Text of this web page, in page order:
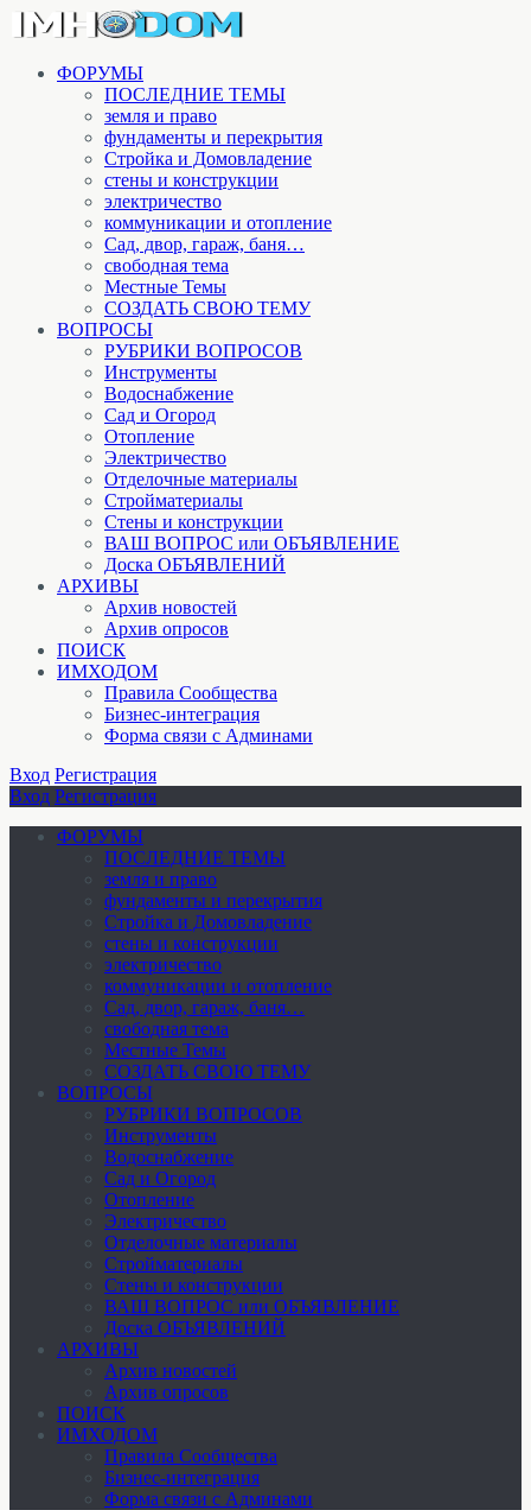
ФОРУМЫ
ПОСЛЕДНИЕ ТЕМЫ
земля и право
фундаменты и перекрытия
Стройка и Домовладение
стены и конструкции
электричество
коммуникации и отопление
Cад, двор, гараж, баня…
свободная тема
Местные Темы
СОЗДАТЬ СВОЮ ТЕМУ
ВОПРОСЫ
РУБРИКИ ВОПРОСОВ
Инструменты
Водоснабжение
Сад и Огород
Отопление
Электричество
Отделочные материалы
Стройматериалы
Стены и конструкции
ВАШ ВОПРОС или ОБЪЯВЛЕНИЕ
Доска ОБЪЯВЛЕНИЙ
АРХИВЫ
Архив новостей
Архив опросов
ПОИСК
ИМХОДОМ
Правила Сообщества
Бизнес-интеграция
Форма связи с Админами
Вход Регистрация
Вход Регистрация
ФОРУМЫ
ПОСЛЕДНИЕ ТЕМЫ
земля и право
фундаменты и перекрытия
Стройка и Домовладение
стены и конструкции
электричество
коммуникации и отопление
Cад, двор, гараж, баня…
свободная тема
Местные Темы
СОЗДАТЬ СВОЮ ТЕМУ
ВОПРОСЫ
РУБРИКИ ВОПРОСОВ
Инструменты
Водоснабжение
Сад и Огород
Отопление
Электричество
Отделочные материалы
Стройматериалы
Стены и конструкции
ВАШ ВОПРОС или ОБЪЯВЛЕНИЕ
Доска ОБЪЯВЛЕНИЙ
АРХИВЫ
Архив новостей
Архив опросов
ПОИСК
ИМХОДОМ
Правила Сообщества
Бизнес-интеграция
Форма связи с Админами